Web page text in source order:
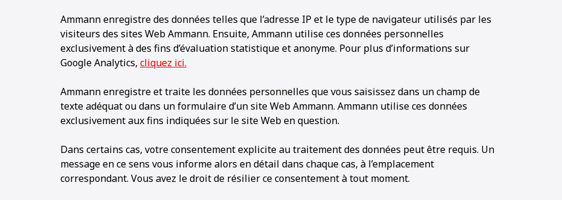
Ammann enregistre des données telles que l’adresse IP et le type de navigateur utilisés par les
visiteurs des sites Web Ammann. Ensuite, Ammann utilise ces données personnelles
exclusivement à des fins d’évaluation statistique et anonyme. Pour plus d’informations sur
Google Analytics, cliquez ici.
Ammann enregistre et traite les données personnelles que vous saisissez dans un champ de
texte adéquat ou dans un formulaire d’un site Web Ammann. Ammann utilise ces données
exclusivement aux fins indiquées sur le site Web en question.
Dans certains cas, votre consentement explicite au traitement des données peut être requis. Un
message en ce sens vous informe alors en détail dans chaque cas, à l’emplacement
correspondant. Vous avez le droit de résilier ce consentement à tout moment.